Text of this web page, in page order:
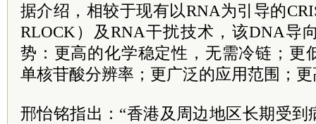
据介绍，相较于现有以RNA为引导的
RLOCK）及RNA干扰技术，该DNA导
势：更高的化学稳定性，无需冷链；更
单核苷酸分辨率；更广泛的应用范围；
邢怡铭指出：“香港及周边地区长期受